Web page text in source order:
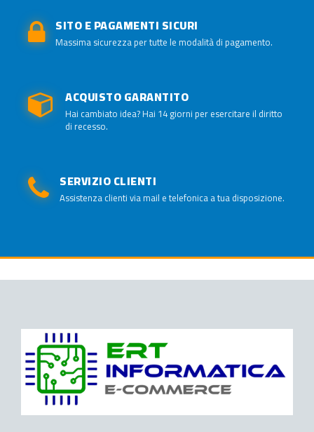
SITO E PAGAMENTI SICURI
Massima sicurezza per tutte le modalità di pagamento.
ACQUISTO GARANTITO
Hai cambiato idea? Hai 14 giorni per esercitare il diritto
di recesso.
SERVIZIO CLIENTI
Assistenza clienti via mail e telefonica a tua disposizione.